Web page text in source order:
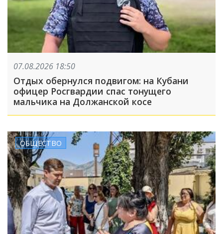
07.08.2026 18:50
Отдых обернулся подвигом: на Кубани
офицер Росгвардии спас тонущего
мальчика на Должанской косе
ОБЩЕСТВО